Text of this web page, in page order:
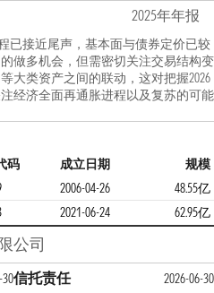
2025年年报
已接近尾声，基本面与债券定价已较
做多机会，但需密切关注交易结构变
大类资产之间的联动，这对把握2026
经济全面再通胀进程以及复苏的可能
码 成立日期
规模
2006-04-26
48.55亿
2021-06-24 62.95亿
公司
信托责任 2026-06-30